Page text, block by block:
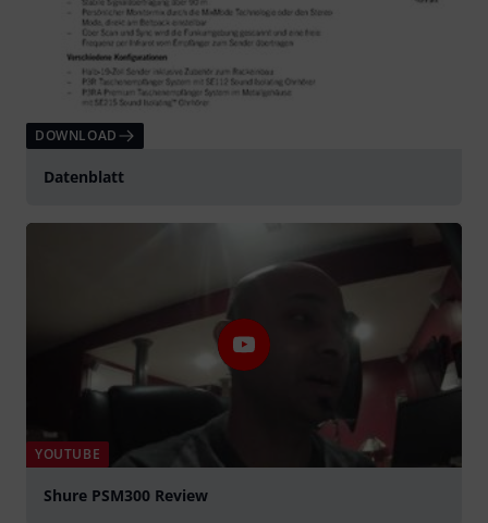
DOWNLOAD
Datenblatt
YOUTUBE
Shure PSM300 Review